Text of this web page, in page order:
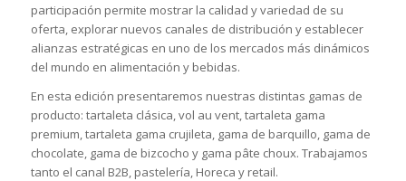
participación permite mostrar la calidad y variedad de su
oferta, explorar nuevos canales de distribución y establecer
alianzas estratégicas en uno de los mercados más dinámicos
del mundo en alimentación y bebidas.
En esta edición presentaremos nuestras distintas gamas de
producto: tartaleta clásica, vol au vent, tartaleta gama
premium, tartaleta gama crujileta, gama de barquillo, gama de
chocolate, gama de bizcocho y gama pâte choux. Trabajamos
tanto el canal B2B, pastelería, Horeca y retail.